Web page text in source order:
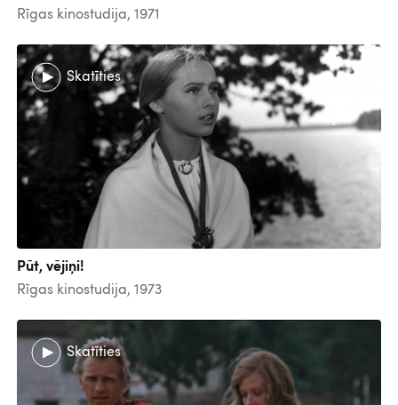
Rīgas kinostudija, 1971
Skatīties
Pūt, vējiņi!
Rīgas kinostudija, 1973
Skatīties